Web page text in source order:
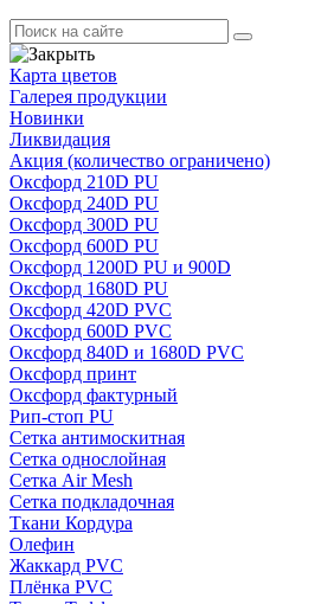
Карта цветов
Галерея продукции
Новинки
Ликвидация
Акция (количество ограничено)
Оксфорд 210D PU
Оксфорд 240D PU
Оксфорд 300D PU
Оксфорд 600D PU
Оксфорд 1200D PU и 900D
Оксфорд 1680D PU
Оксфорд 420D PVC
Оксфорд 600D PVC
Оксфорд 840D и 1680D PVC
Оксфорд принт
Оксфорд фактурный
Рип-стоп PU
Сетка антимоскитная
Сетка однослойная
Сетка Air Mesh
Сетка подкладочная
Ткани Кордура
Олефин
Жаккард PVC
Плёнка PVC